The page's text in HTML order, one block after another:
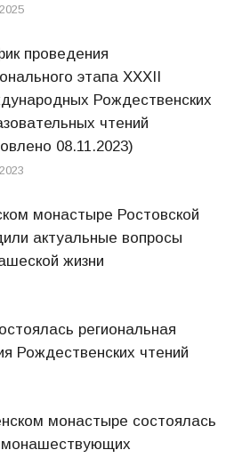
проведения
этапа XXXII
Рождественских
чтений
08.11.2023)
монастыре Ростовской
актуальные вопросы
жизни
региональная
Рождественских чтений
монастыре состоялась